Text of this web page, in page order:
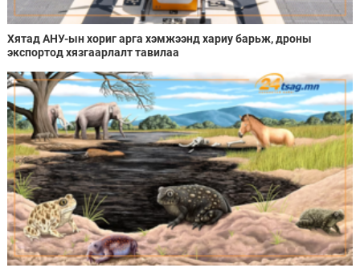
Хятад АНУ-ын хориг арга хэмжээнд хариу барьж, дроны
экспортод хязгаарлалт тавилаа